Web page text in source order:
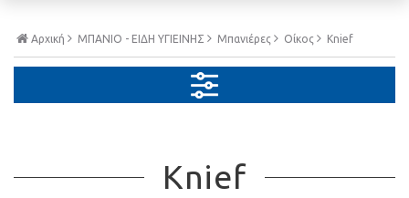
Αρχική ΜΠΑΝΙΟ - ΕΙΔΗ ΥΓΙΕΙΝΗΣ Μπανιέρες Οίκος Knief
Knief